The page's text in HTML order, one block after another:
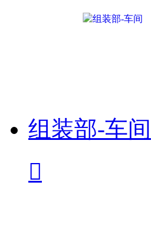
组装部-车间
